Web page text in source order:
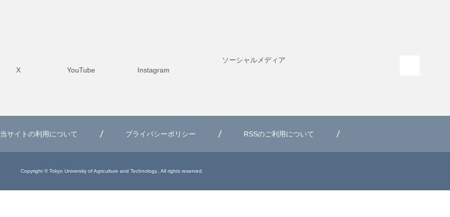
X YouTube Instagram
ソーシャルメディア
当サイトの利用について プライバシーポリシー RSSのご利用について
Copyright © Tokyo University of Agriculture and Technology., All rights reserved.